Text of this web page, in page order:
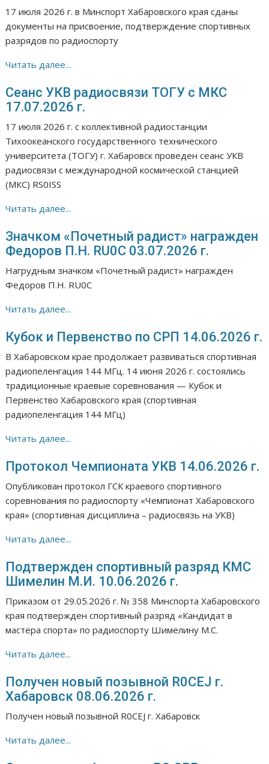
17 июля 2026 г. в Минспорт Хабаровского края сданы
документы на присвоение, подтверждение спортивных
разрядов по радиоспорту
Читать далее...
Сеанс УКВ радиосвязи ТОГУ с МКС
17.07.2026 г.
17 июля 2026 г. с коллективной радиостанции
Тихоокеанского государственного технического
университета (ТОГУ) г. Хабаровск проведен сеанс УКВ
радиосвязи с международной космической станцией
(МКС) RS0ISS
Читать далее...
Значком «Почетный радист» награжден
Федоров П.Н. RU0C 03.07.2026 г.
Нагрудным значком «Почетный радист» награжден
Федоров П.Н. RU0C
Читать далее...
Кубок и Первенство по СРП 14.06.2026 г.
В Хабаровском крае продолжает развиваться спортивная
радиопеленгация 144 МГц. 14 июня 2026 г. состоялись
традиционные краевые соревнования — Кубок и
Первенство Хабаровского края (спортивная
радиопеленгация 144 МГц)
Читать далее...
Протокол Чемпионата УКВ 14.06.2026 г.
Опубликован протокол ГСК краевого спортивного
соревнования по радиоспорту «Чемпионат Хабаровского
края» (спортивная дисциплина – радиосвязь на УКВ)
Читать далее...
Подтвержден спортивный разряд КМС
Шимелин М.И. 10.06.2026 г.
Приказом от 29.05.2026 г. № 358 Минспорта Хабаровского
края подтвержден спортивный разряд «Кандидат в
мастера спорта» по радиоспорту Шимелину М.С.
Читать далее...
Получен новый позывной R0CEJ г.
Хабаровск 08.06.2026 г.
Получен новый позывной R0CEJ г. Хабаровск
Читать далее...